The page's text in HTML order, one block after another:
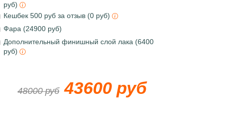
руб)
Кешбек 500 руб за отзыв (0 руб)
Фара (24900 руб)
Дополнительный финишный слой лака (6400
руб)
48000 руб 43600 руб